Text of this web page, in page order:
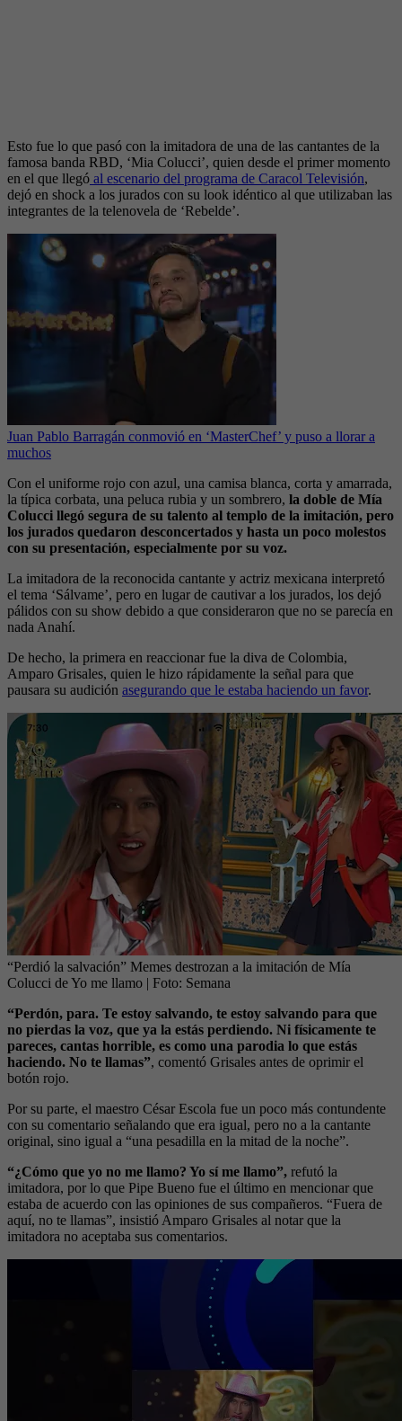
Esto fue lo que pasó con la imitadora de una de las cantantes de la
famosa banda RBD, ‘Mia Colucci’, quien desde el primer momento
en el que llegó al escenario del programa de Caracol Televisión,
dejó en shock a los jurados con su look idéntico al que utilizaban las
integrantes de la telenovela de ‘Rebelde’.
Juan Pablo Barragán conmovió en ‘MasterChef’ y puso a llorar a
muchos
Con el uniforme rojo con azul, una camisa blanca, corta y amarrada,
la típica corbata, una peluca rubia y un sombrero, la doble de Mía
Colucci llegó segura de su talento al templo de la imitación, pero
los jurados quedaron desconcertados y hasta un poco molestos
con su presentación, especialmente por su voz.
La imitadora de la reconocida cantante y actriz mexicana interpretó
el tema ‘Sálvame’, pero en lugar de cautivar a los jurados, los dejó
pálidos con su show debido a que consideraron que no se parecía en
nada Anahí.
De hecho, la primera en reaccionar fue la diva de Colombia,
Amparo Grisales, quien le hizo rápidamente la señal para que
pausara su audición asegurando que le estaba haciendo un favor.
“Perdió la salvación” Memes destrozan a la imitación de Mía
Colucci de Yo me llamo | Foto: Semana
“Perdón, para. Te estoy salvando, te estoy salvando para que
no pierdas la voz, que ya la estás perdiendo. Ni físicamente te
pareces, cantas horrible, es como una parodia lo que estás
haciendo. No te llamas”, comentó Grisales antes de oprimir el
botón rojo.
Por su parte, el maestro César Escola fue un poco más contundente
con su comentario señalando que era igual, pero no a la cantante
original, sino igual a “una pesadilla en la mitad de la noche”.
“¿Cómo que yo no me llamo? Yo sí me llamo”, refutó la
imitadora, por lo que Pipe Bueno fue el último en mencionar que
estaba de acuerdo con las opiniones de sus compañeros. “Fuera de
aquí, no te llamas”, insistió Amparo Grisales al notar que la
imitadora no aceptaba sus comentarios.